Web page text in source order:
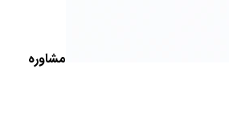
مشاوره